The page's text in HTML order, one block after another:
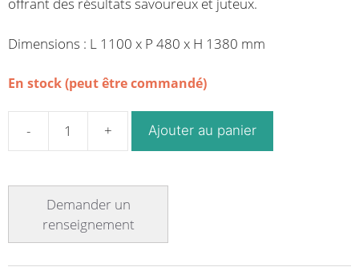
Dimensions : L 1100 x P 480 x H 1380 mm
En stock (peut être commandé)
quantité
à
broche
gaz
Ajouter au panier